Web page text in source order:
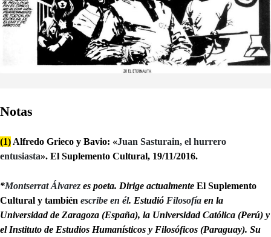
Notas
(1) Alfredo Grieco y Bavio: «Juan Sasturain, el hurrero
entusiasta». El Suplemento Cultural, 19/11/2016.
*Montserrat Álvarez es poeta. Dirige actualmente El Suplemento
Cultural y también escribe en él. Estudió Filosofía en la
Universidad de Zaragoza (España), la Universidad Católica (Perú) y
el Instituto de Estudios Humanísticos y Filosóficos (Paraguay). Su